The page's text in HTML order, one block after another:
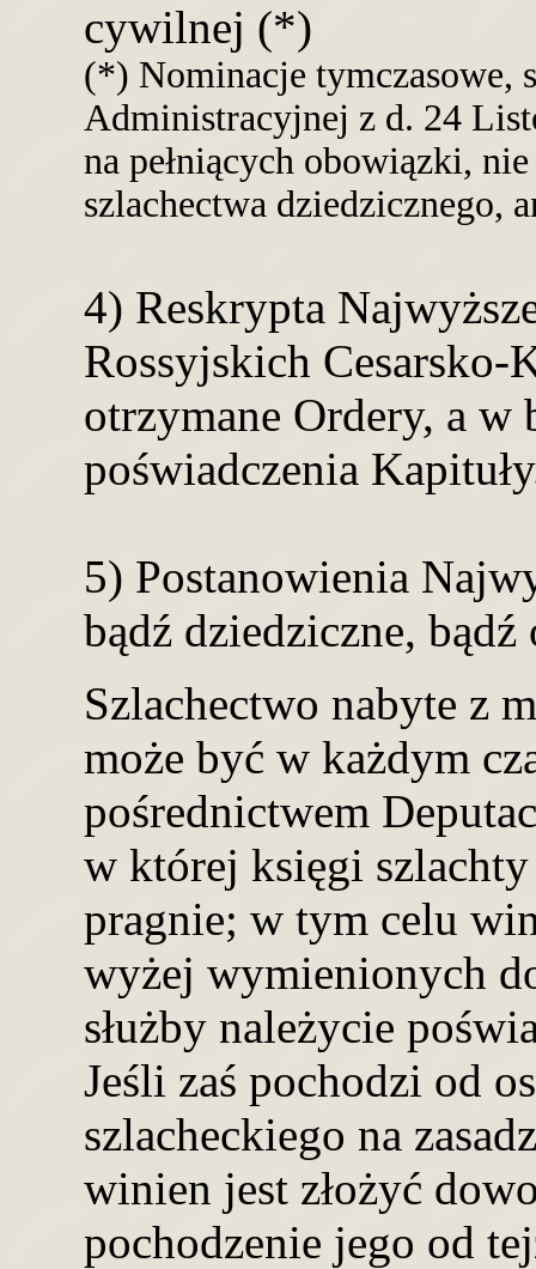
cywilnej (*)
(*) Nominacje tymczasowe,
Administracyjnej z d. 24
na pełniących obowiązki,
szlachectwa dziedzicznego,
4) Reskrypta
Rossyjskich
otrzymane Ordery, a
poświadczenia
5) Postanowienia
bądź dziedziczne, bądź
Szlachectwo nabyte z
może być w każdym
pośrednictwem
w której księgi
pragnie; w tym celu
wyżej wymienionych
służby należycie
Jeśli zaś pochodzi od
szlacheckiego na
winien jest złożyć
pochodzenie jego od